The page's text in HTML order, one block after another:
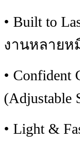
• Built to
งานหลายห
•
• Light &